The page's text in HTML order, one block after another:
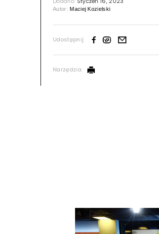
Autor:Maciej Kozielski
Udostępnij:
Narzędzia: